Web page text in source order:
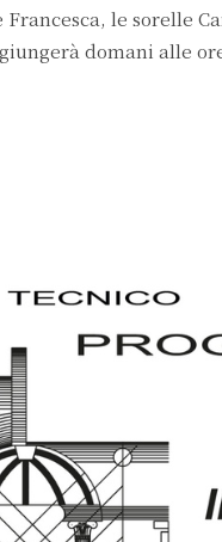
Francesca, le sorelle
domani alle